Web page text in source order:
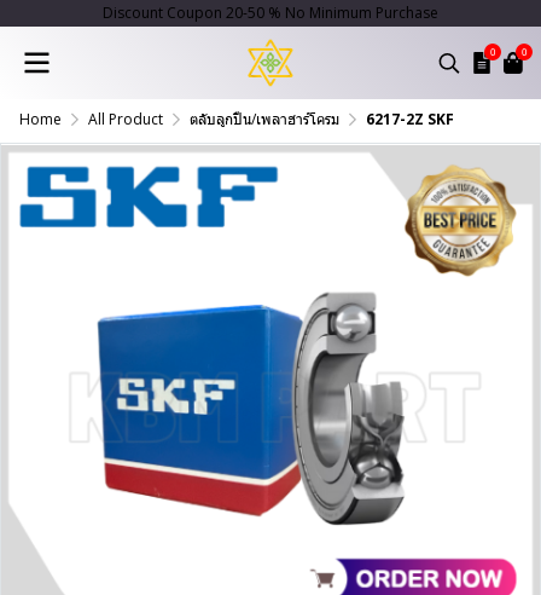
Discount Coupon 20-50 % No Minimum Purchase
0 0
Home All Product ตลับลูกปืน/เพลาฮาร์โครม 6217-2Z SKF